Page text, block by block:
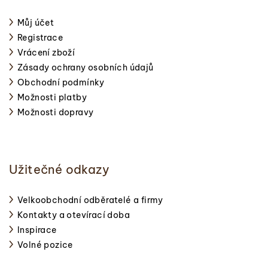
Můj účet
Registrace
Vrácení zboží
Zásady ochrany osobních údajů
Obchodní podmínky
Možnosti platby
Možnosti dopravy
Užitečné odkazy
Velkoobchodní odběratelé a firmy
Kontakty a otevírací doba
Inspirace
Volné pozice